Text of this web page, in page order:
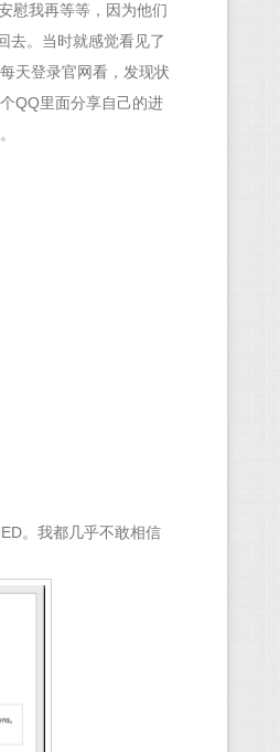
慰我再等等，因为他们
去。当时就感觉看见了
天登录官网看，发现状
QQ里面分享自己的进
。我都几乎不敢相信